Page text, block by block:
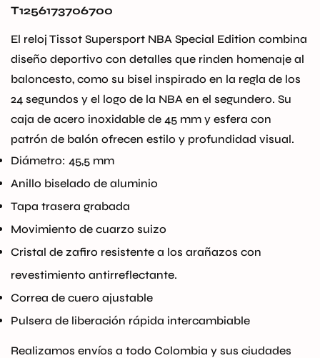
T1256173706700
El reloj Tissot Supersport NBA Special Edition combina
diseño deportivo con detalles que rinden homenaje al
baloncesto, como su bisel inspirado en la regla de los
24 segundos y el logo de la NBA en el segundero. Su
caja de acero inoxidable de 45 mm y esfera con
patrón de balón ofrecen estilo y profundidad visual.
Diámetro: 45,5 mm
Anillo biselado de aluminio
Tapa trasera grabada
Movimiento de cuarzo suizo
Cristal de zafiro resistente a los arañazos con
revestimiento antirreflectante.
Correa de cuero ajustable
Pulsera de liberación rápida intercambiable
Realizamos envíos a todo Colombia y sus ciudades
Confirm your age
Are you 18 years old or older?
No, I'm not